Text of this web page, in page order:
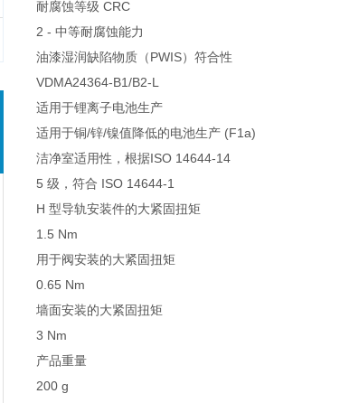
耐腐蚀等级 CRC
2 - 中等耐腐蚀能力
油漆湿润缺陷物质（PWIS）符合性
VDMA24364-B1/B2-L
适用于锂离子电池生产
适用于铜/锌/镍值降低的电池生产 (F1a)
洁净室适用性，根据ISO 14644-14
5 级，符合 ISO 14644-1
H 型导轨安装件的大紧固扭矩
1.5 Nm
用于阀安装的大紧固扭矩
0.65 Nm
墙面安装的大紧固扭矩
3 Nm
产品重量
200 g